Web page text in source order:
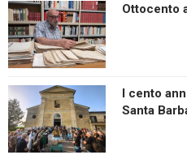
Ottocento
I cento
Santa